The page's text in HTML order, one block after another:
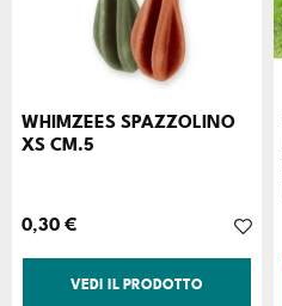
WHIMZEES SPAZZOLINO
XS CM.5
Prezzo
0,30 €
VEDI IL PRODOTTO